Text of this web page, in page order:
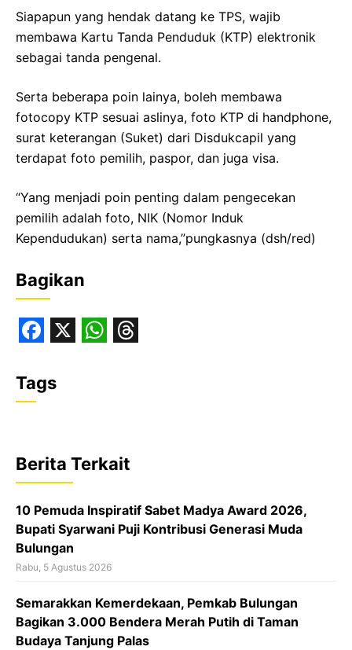
Siapapun yang hendak datang ke TPS, wajib
membawa Kartu Tanda Penduduk (KTP) elektronik
sebagai tanda pengenal.
Serta beberapa poin lainya, boleh membawa
fotocopy KTP sesuai aslinya, foto KTP di handphone,
surat keterangan (Suket) dari Disdukcapil yang
terdapat foto pemilih, paspor, dan juga visa.
“Yang menjadi poin penting dalam pengecekan
pemilih adalah foto, NIK (Nomor Induk
Kependudukan) serta nama,”pungkasnya (dsh/red)
Bagikan
a
c
b
o
o
k
s
A
p
p
a
d
s
Tags
Berita Terkait
10 Pemuda Inspiratif Sabet Madya Award 2026,
Bupati Syarwani Puji Kontribusi Generasi Muda
Bulungan
Rabu, 5 Agustus 2026
Semarakkan Kemerdekaan, Pemkab Bulungan
Bagikan 3.000 Bendera Merah Putih di Taman
Budaya Tanjung Palas